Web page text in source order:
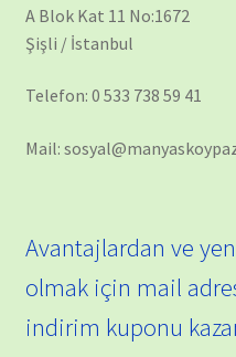
A Blok Kat 11 No:1672
Şişli / İstanbul
Telefon: 0 533 738 59 41
Mail:
Avantajlardan ve
olmak için mail
indirim kuponu